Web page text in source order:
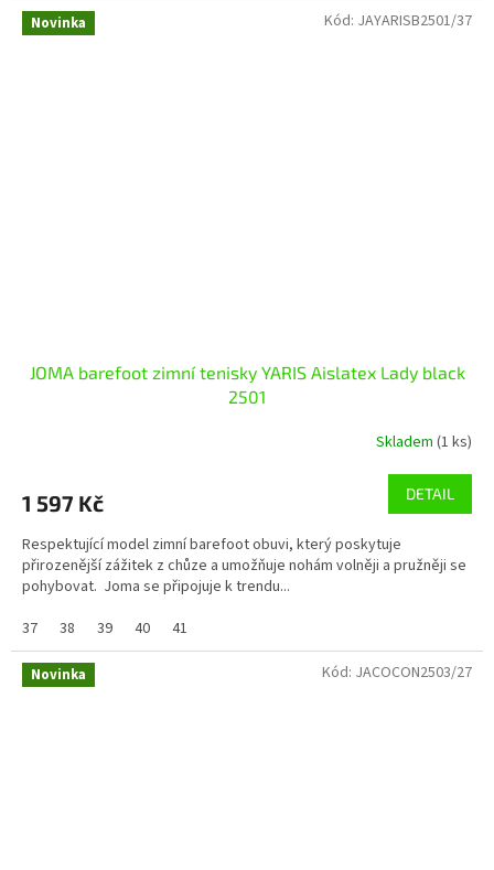
Novinka
JOMA barefoot zimní tenisky YARIS Aislatex Lady black
2501
Skladem (1 ks)
1 597 Kč DETAIL
Respektující model zimní barefoot obuvi, který poskytuje
přirozenější zážitek z chůze a umožňuje nohám volněji a pružněji se
pohybovat. Joma se připojuje k trendu...
37
38 39 40 41
Kód: JAYARISB2501/37
Novinka Kód: JACOCON2503/27